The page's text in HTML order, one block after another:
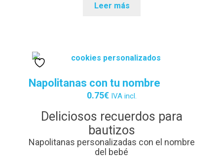
Leer más
Napolitanas con tu nombre
0.75€ IVA incl.
Deliciosos recuerdos para
bautizos
Napolitanas personalizadas con el nombre
del bebé